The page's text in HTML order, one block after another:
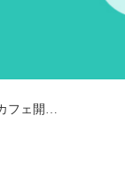
令和7年1月17日 華カフェ開店致します。